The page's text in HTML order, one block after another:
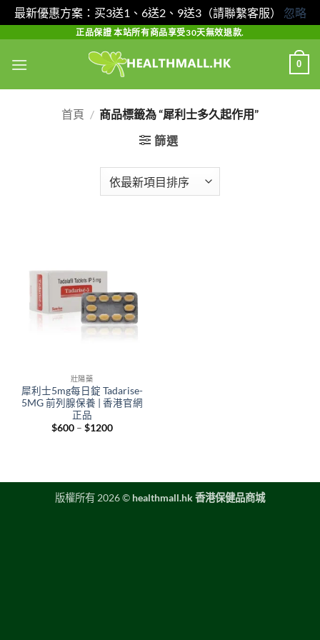
最新優惠方案：买3送1、6送2、9送3（請聯繫客服） 忽略
content
正品保證 本站所有商品享受30天無效退款.
0
首頁 / 商品標籤為 “犀利士多久起作用”
篩選
壯陽藥
犀利士5mg每日錠 Tadarise-
5MG 前列腺保養 | 香港官網
正品
$600 – $1200Price
版權所有 2026 © healthmall.hk 香港保健品商城